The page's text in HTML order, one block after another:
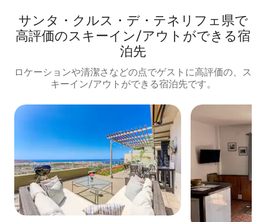
サンタ・クルス・デ・テネリフェ県で
高評価のスキーイン/アウトができる宿
泊先
ロケーションや清潔さなどの点でゲストに高評価の、ス
キーイン/アウトができる宿泊先です。